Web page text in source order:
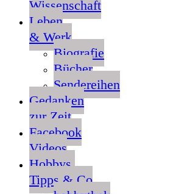
Wissenschaft
Leben
& Werk
Biografie
Bücher
Sendereihen
Gedanken
zur Zeit
Facebook
Videos
Hobbys,
Tipps & Co